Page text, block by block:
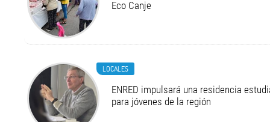
Eco Canje
LOCALES
ENRED impulsará una residencia
para jóvenes de la región